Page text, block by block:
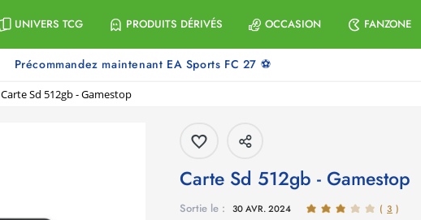
UNIVERS TCG PRODUITS DÉRIVÉS OCCASION FANZONE
Précommandez maintenant EA Sports FC 27 ⚽
Carte Sd 512gb - Gamestop
Carte Sd 512gb - Gamestop
Sortie le : 30 AVR. 2024 ( 3 )